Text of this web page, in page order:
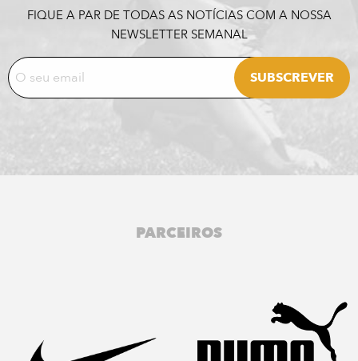
FIQUE A PAR DE TODAS AS NOTÍCIAS COM A NOSSA
NEWSLETTER SEMANAL
PARCEIROS